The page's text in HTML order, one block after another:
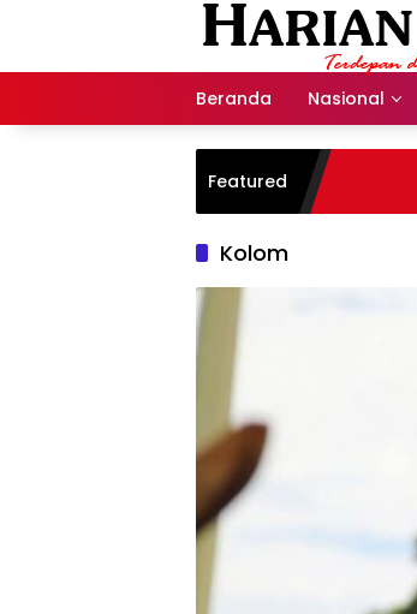
Beranda Nasional
Featured
Kolom